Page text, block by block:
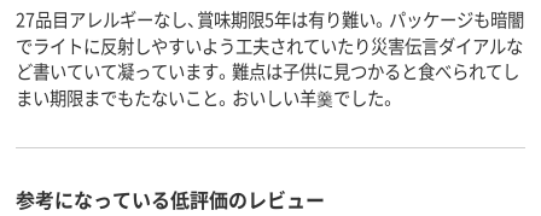
27品目アレルギーなし、賞味期限5年は有り難い。パッケージも暗闇
でライトに反射しやすいよう工夫されていたり災害伝言ダイアルな
ど書いていて凝っています。難点は子供に見つかると食べられてし
まい期限までもたないこと。おいしい羊羹でした。
参考になっている低評価のレビュー